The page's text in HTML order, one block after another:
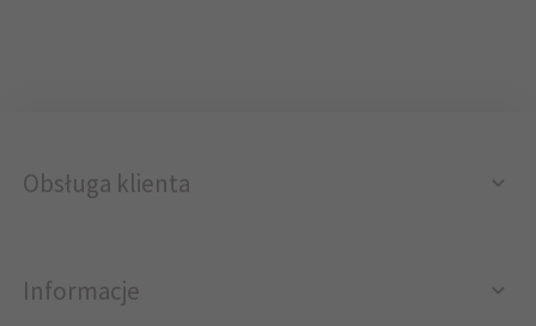
Obsługa klienta
Informacje